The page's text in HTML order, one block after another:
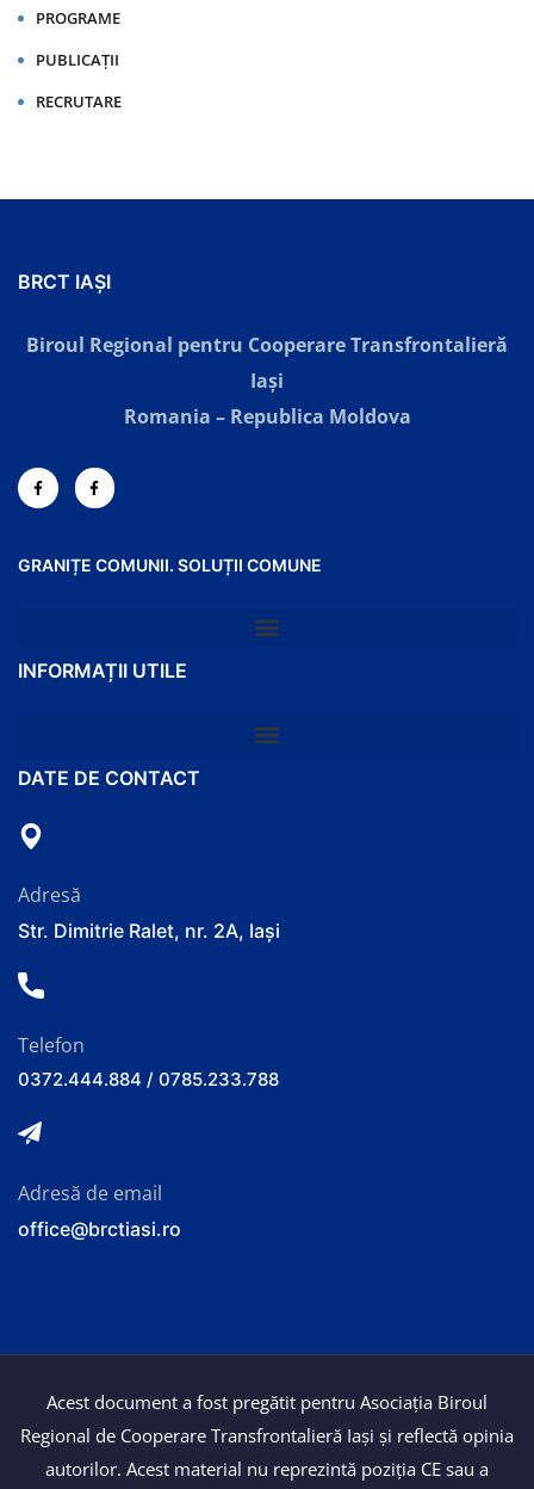
PROGRAME
PUBLICAȚII
RECRUTARE
BRCT IAȘI
Biroul Regional pentru Cooperare Transfrontalieră
Iaşi
Romania – Republica Moldova
GRANIȚE COMUNII. SOLUȚII COMUNE
INFORMAȚII UTILE
DATE DE CONTACT
Adresă
Str. Dimitrie Ralet, nr. 2A, Iași
Telefon
0372.444.884 / 0785.233.788
Adresă de email
office@brctiasi.ro
Acest document a fost pregătit pentru Asociația Biroul
Regional de Cooperare Transfrontalieră Iași și reflectă opinia
autorilor. Acest material nu reprezintă poziția CE sau a